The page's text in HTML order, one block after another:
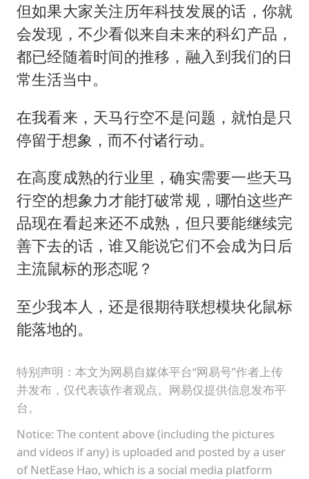
但如果大家关注历年科技发展的话，你就
会发现，不少看似来自未来的科幻产品，
都已经随着时间的推移，融入到我们的日
常生活当中。
在我看来，天马行空不是问题，就怕是只
停留于想象，而不付诸行动。
在高度成熟的行业里，确实需要一些天马
行空的想象力才能打破常规，哪怕这些产
品现在看起来还不成熟，但只要能继续完
善下去的话，谁又能说它们不会成为日后
主流鼠标的形态呢？
至少我本人，还是很期待联想模块化鼠标
能落地的。
特别声明：本文为网易自媒体平台“网易号”作者上传
并发布，仅代表该作者观点。网易仅提供信息发布平
台。
Notice: The content above (including the pictures
and videos if any) is uploaded and posted by a user
of NetEase Hao, which is a social media platform